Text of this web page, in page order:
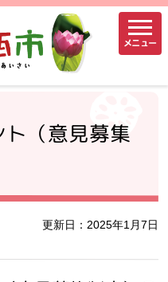
メニュー
（意見募集
更新日：2025年1月7日